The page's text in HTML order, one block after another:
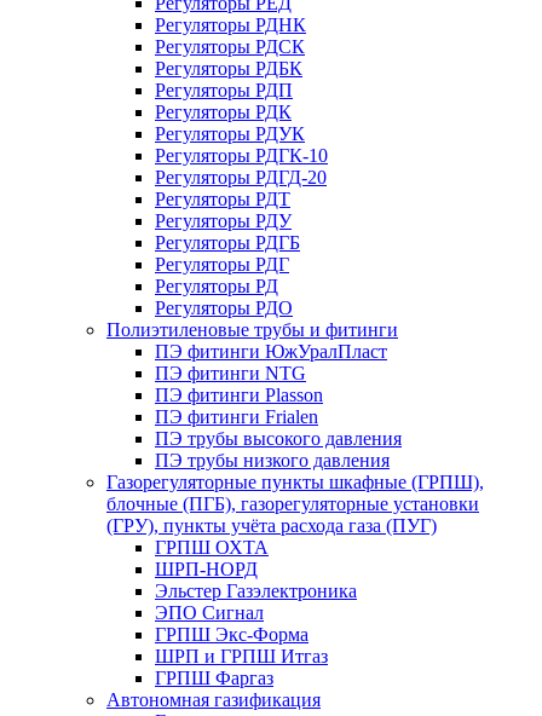
Регуляторы РДНК
Регуляторы РДСК
Регуляторы РДБК
Регуляторы РДП
Регуляторы РДК
Регуляторы РДУК
Регуляторы РДГК-10
Регуляторы РДГД-20
Регуляторы РДТ
Регуляторы РДУ
Регуляторы РДГБ
Регуляторы РДГ
Регуляторы РД
Регуляторы РДО
Полиэтиленовые трубы и фитинги
ПЭ фитинги ЮжУралПласт
ПЭ фитинги NTG
ПЭ фитинги Plasson
ПЭ фитинги Frialen
ПЭ трубы высокого давления
ПЭ трубы низкого давления
Газорегуляторные пункты шкафные (ГРПШ),
блочные (ПГБ), газорегуляторные установки
(ГРУ), пункты учёта расхода газа (ПУГ)
ГРПШ ОХТА
ШРП-НОРД
Эльстер Газэлектроника
ЭПО Сигнал
ГРПШ Экс-Форма
ШРП и ГРПШ Итгаз
ГРПШ Фаргаз
Автономная газификация